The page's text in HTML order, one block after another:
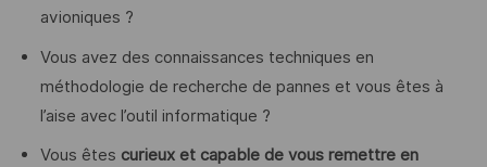
avioniques ?
Vous avez des connaissances techniques en
méthodologie de recherche de pannes et vous êtes à
l’aise avec l’outil informatique ?
Vous êtes curieux et capable de vous remettre en